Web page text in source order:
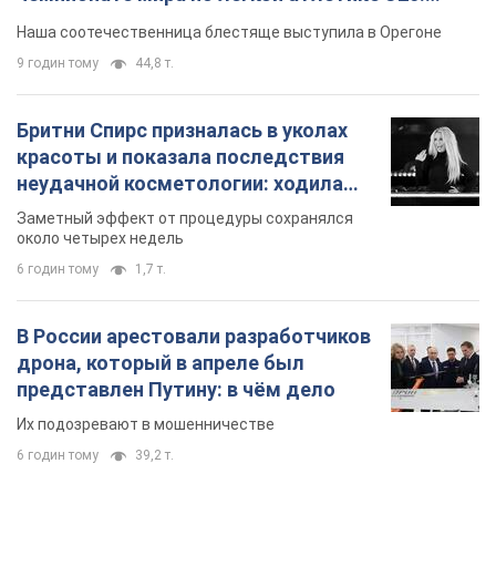
Видео
Наша соотечественница блестяще выступила в Орегоне
9 годин тому 44,8 т.
Бритни Спирс призналась в уколах
красоты и показала последствия
неудачной косметологии: ходила
так почти месяц
Заметный эффект от процедуры сохранялся
около четырех недель
6 годин тому 1,7 т.
В России арестовали разработчиков
дрона, который в апреле был
представлен Путину: в чём дело
Их подозревают в мошенничестве
6 годин тому 39,2 т.